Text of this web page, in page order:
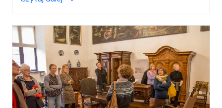
(
)
A
n
i
a